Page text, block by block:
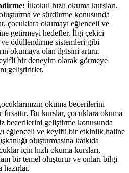
İlkokul hızlı okuma kursları,
ve sürdürme konusunda
çocuklara okumayı eğlenceli ve
getirmeyi hedefler. İlgi çekici
ödüllendirme sistemleri gibi
okumaya olan ilgisini artırır.
bir deneyim olarak görmeye
geliştirirler.
okuma becerilerini
Bu kurslar, çocuklara okuma
becerilerini geliştirme konusunda
eğlenceli ve keyifli bir etkinlik haline
oluşturmasına katkıda
için hızlı okuma kursları,
bir temel oluşturur ve onları bilgi
hazırlar.